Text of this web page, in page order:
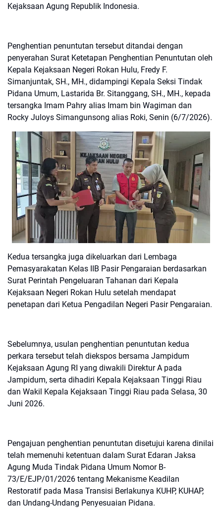
Kejaksaan Agung Republik Indonesia.
Penghentian penuntutan tersebut ditandai dengan
penyerahan Surat Ketetapan Penghentian Penuntutan oleh
Kepala Kejaksaan Negeri Rokan Hulu, Fredy F.
Simanjuntak, SH., MH., didampingi Kepala Seksi Tindak
Pidana Umum, Lastarida Br. Sitanggang, SH., MH., kepada
tersangka Imam Pahry alias Imam bin Wagiman dan
Rocky Juloys Simangunsong alias Roki, Senin (6/7/2026).
Kedua tersangka juga dikeluarkan dari Lembaga
Pemasyarakatan Kelas IIB Pasir Pengaraian berdasarkan
Surat Perintah Pengeluaran Tahanan dari Kepala
Kejaksaan Negeri Rokan Hulu setelah mendapat
penetapan dari Ketua Pengadilan Negeri Pasir Pengaraian.
Sebelumnya, usulan penghentian penuntutan kedua
perkara tersebut telah diekspos bersama Jampidum
Kejaksaan Agung RI yang diwakili Direktur A pada
Jampidum, serta dihadiri Kepala Kejaksaan Tinggi Riau
dan Wakil Kepala Kejaksaan Tinggi Riau pada Selasa, 30
Juni 2026.
Pengajuan penghentian penuntutan disetujui karena dinilai
telah memenuhi ketentuan dalam Surat Edaran Jaksa
Agung Muda Tindak Pidana Umum Nomor B-
73/E/EJP/01/2026 tentang Mekanisme Keadilan
Restoratif pada Masa Transisi Berlakunya KUHP, KUHAP,
dan Undang-Undang Penyesuaian Pidana.